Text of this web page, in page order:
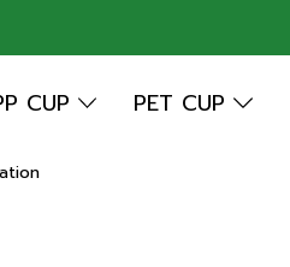
CUP PET CUP